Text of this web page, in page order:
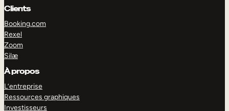
Clients
Booking.com
Rexel
Zoom
Silæ
À propos
L’entreprise
Ressources graphiques
Investisseurs